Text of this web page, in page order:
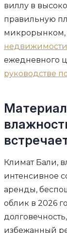
виллу в
правильную
недвижимости
ежедневного
руководстве
Климат Бали,
интенсивное
аренды,
облик в 2026
избежанный